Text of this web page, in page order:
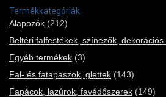
Termékkategóriák
Alapozók (212)
Beltéri falfestékek, színezők, dekorációs
Egyéb termékek (3)
Fal- és fatapaszok, glettek (143)
Fapácok, lazúrok, favédőszerek (149)